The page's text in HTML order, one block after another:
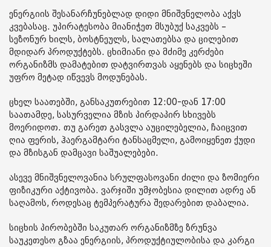
ენერგიის შესანარჩუნებლად დიდი მნიშვნელობა აქვს
კვებასაც. უპირატესობა მიანიჭეთ მსუბუქ საკვებს –
სეზონურ ხილს, ბოსტნეულს, სალათებსა და ცილებით
მდიდარ პროდუქტებს. ცხიმიანი და მძიმე კერძები
ორგანიზმს დამატებით დატვირთვას აყენებს და სიცხეში
უფრო მეტად იწვევს მოდუნებას.
ცხელ საათებში, განსაკუთრებით 12:00-დან 17:00
საათამდე, სასურველია მზის პირდაპირ სხივებს
მოერიდოთ. თუ გარეთ გასვლა აუცილებელია, ჩაიცვით
ღია ფერის, ჰაერგამტარი ტანსაცმელი, გამოიყენეთ ქუდი
და მზისგან დამცავი საშუალებები.
ასევე მნიშვნელოვანია სრულფასოვანი ძილი და ზომიერი
ფიზიკური აქტივობა. ვარჯიში უმჯობესია დილით ადრე ან
საღამოს, როდესაც ტემპერატურა შედარებით დაბალია.
სიცხის პირობებში საკუთარ ორგანიზმზე ზრუნვა
საუკეთესო გზაა ენერგიის, პროდუქტიულობისა და კარგი